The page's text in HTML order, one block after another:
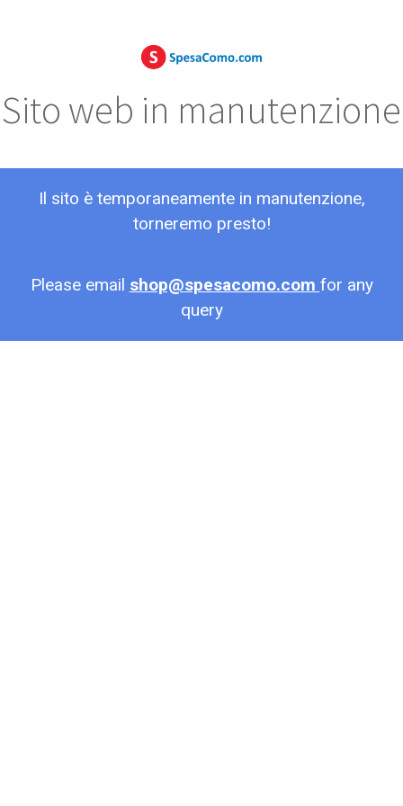
Sito web in manutenzione
Il sito è temporaneamente in manutenzione,
torneremo presto!
Please email shop@spesacomo.com for any
query